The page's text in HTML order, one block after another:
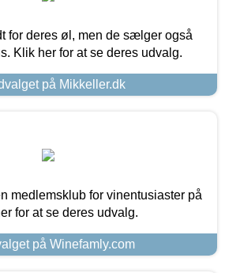
for deres øl, men de sælger også
Klik her for at se deres udvalg.
på Mikkeller.dk
medlemsklub for vinentusiaster på
for at se deres udvalg.
på Winefamly.com